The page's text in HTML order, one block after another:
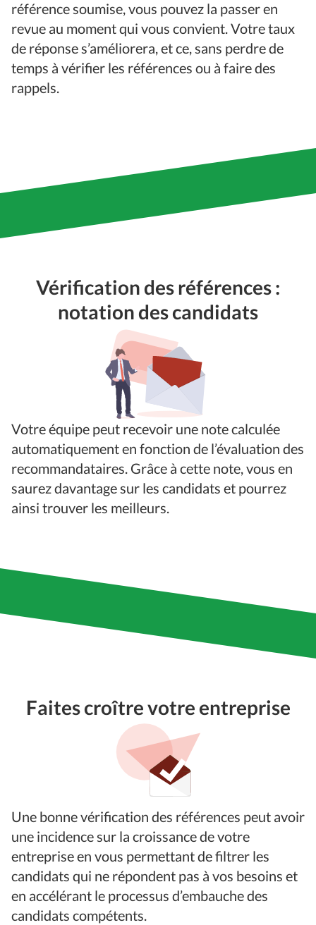
référence soumise, vous pouvez la passer en
revue au moment qui vous convient. Votre taux
de réponse s’améliorera, et ce, sans perdre de
temps à vérifier les références ou à faire des
rappels.
Vérification des références :
notation des candidats
Votre équipe peut recevoir une note calculée
automatiquement en fonction de l’évaluation des
recommandataires. Grâce à cette note, vous en
saurez davantage sur les candidats et pourrez
ainsi trouver les meilleurs.
Faites croître votre entreprise
Une bonne vérification des références peut avoir
une incidence sur la croissance de votre
entreprise en vous permettant de filtrer les
candidats qui ne répondent pas à vos besoins et
en accélérant le processus d’embauche des
candidats compétents.